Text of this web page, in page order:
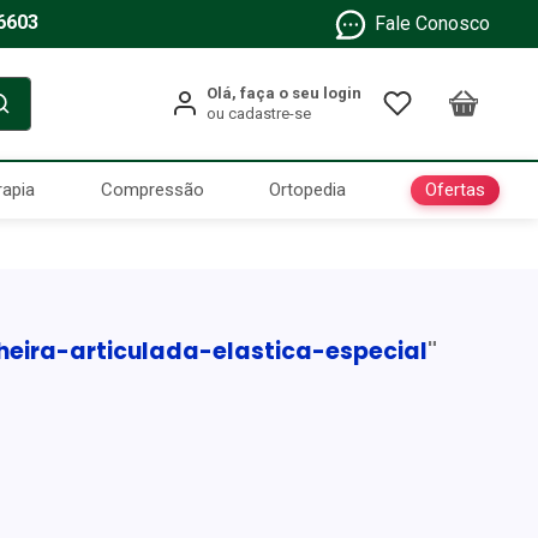
Fale Conosco
Compressão Ortopedia Ofertas
articulada-elastica-especial"